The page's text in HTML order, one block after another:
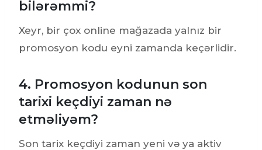
bilərəmmi?
Xeyr, bir çox online mağazada yalnız bir
promosyon kodu eyni zamanda keçərlidir.
4. Promosyon kodunun son
tarixi keçdiyi zaman nə
etməliyəm?
Son tarix keçdiyi zaman yeni və ya aktiv